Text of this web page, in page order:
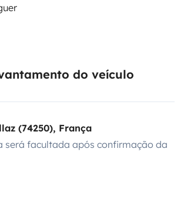
do veículo
(74250), França
será facultada após confirmação da